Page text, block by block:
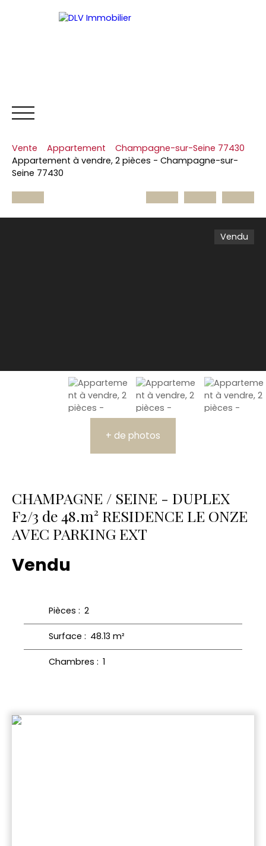
NOS BIENS ESTIMER
Vente Appartement
Champagne-sur-Seine 77430
Appartement à vendre, 2 pièces - Champagne-sur-
Seine 77430
Vendu
+ de photos
CHAMPAGNE / SEINE - DUPLEX
F2/3 de 48.m² RESIDENCE LE ONZE
AVEC PARKING EXT
Vendu
Pièces : 2
Surface : 48.13 m²
Chambres : 1